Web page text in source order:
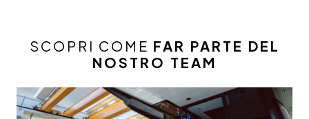
SCOPRI COME FAR PARTE DEL
NOSTRO TEAM